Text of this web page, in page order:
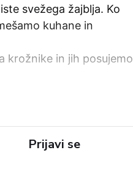
svežega žajblja. Ko
kuhane in
krožnike in jih posujemo
Prijavi se